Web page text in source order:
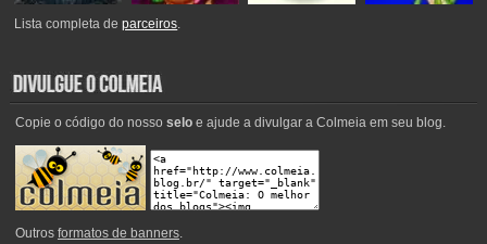
Lista completa deparceiros.
Copie o código do nosso seloe ajude a divulgar a Colmeia em seu blog.
Outros formatos de banners.